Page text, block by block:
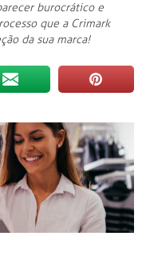
burocrático e
que a Crimark
da sua marca!